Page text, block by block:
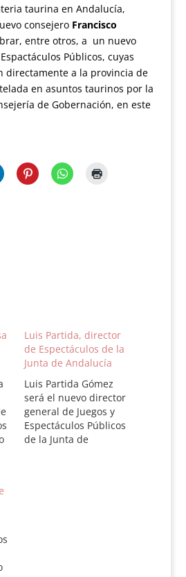
taurina en Andalucía,
consejero Francisco
entre otros, a un nuevo
Públicos, cuyas
directamente a la provincia de
en asuntos taurinos por la
de Gobernación, en este
Luis Partida, director
de Espectáculos de la
Junta de Andalucía
Luis Partida Gómez
será el nuevo director
general de Juegos y
Espectáculos Públicos
de la Junta de